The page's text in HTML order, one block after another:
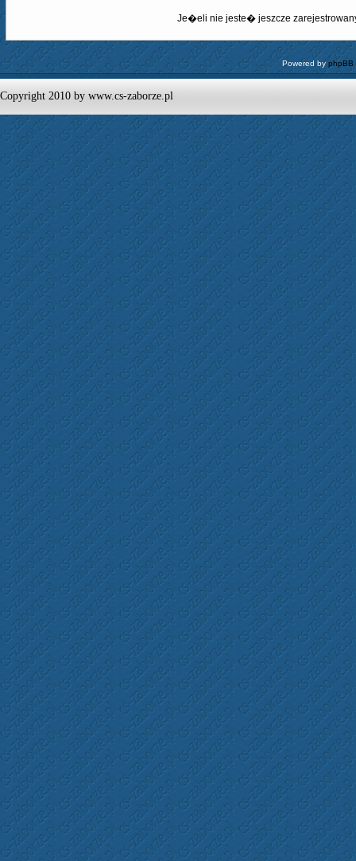
Je�eli nie jeste� jeszcze
Powered byphpBB
Copyright 2010 by www.cs-zaborze.pl